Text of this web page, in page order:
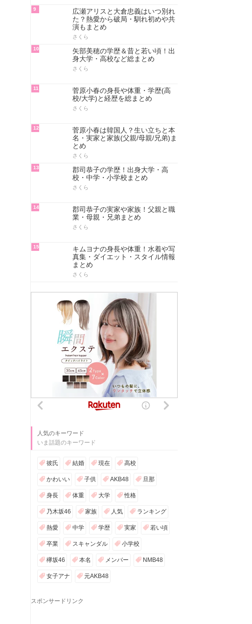
9
広瀬アリスと大倉忠義はいつ別れ
た？熱愛から破局・馴れ初めや共
演もまとめ
さくら
10
矢部美穂の学歴＆昔と若い頃！出
身大学・高校など総まとめ
さくら
11
菅原小春の身長や体重・学歴(高
校/大学)と経歴を総まとめ
さくら
12
菅原小春は韓国人？生い立ちと本
名・実家と家族(父親/母親/兄弟)ま
とめ
さくら
13
郡司恭子の学歴！出身大学・高
校・中学・小学校まとめ
さくら
14
郡司恭子の実家や家族！父親と職
業・母親・兄弟まとめ
さくら
15
キムヨナの身長や体重！水着や写
真集・ダイエット・スタイル情報
まとめ
さくら
人気のキーワード
いま話題のキーワード
彼氏 結婚 現在 高校
かわいい 子供 AKB48 旦那
身長 体重 大学 性格
乃木坂46 家族 人気 ランキング
熱愛 中学 学歴 実家 若い頃
卒業 スキャンダル 小学校
欅坂46 本名 メンバー NMB48
女子アナ 元AKB48
スポンサードリンク